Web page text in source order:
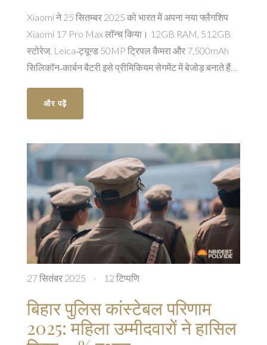
Xiaomi ने 25 सितम्बर 2025 को भारत में अपना नया फ्लैगशिप
Xiaomi 17 Pro Max लॉन्च किया। 12GB RAM, 512GB
स्टोरेज, Leica‑ट्यून्ड 50MP ट्रिपल कैमरा और 7,500mAh
सिलिकॉन‑कार्बन बैटरी इसे प्रीमिकियम सेगमेंट में बेजोड़ बनाते हैं।
प्रोसेसर से परफॉर्मेंस नई ऊँचाइयों पर पहुंचता है। 1TB संस्करण
5 अक्टूबर को उपलब्ध होगा।
और पढ़ें
27 सितंबर 2025 · 12 टिप्पणि
बिहार पुलिस कांस्टेबल परिणाम
2025: महिला उम्मीदवारों ने हासिल